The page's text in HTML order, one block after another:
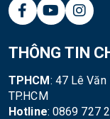
THÔNG TIN
TPHCM: 47 Lê
TP.HCM
Hotline: 0869 727